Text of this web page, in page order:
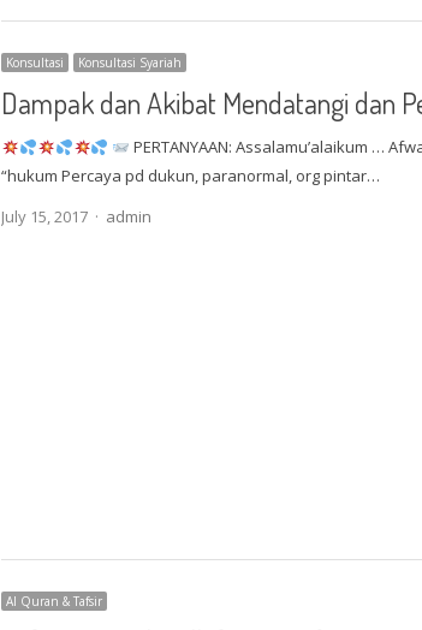
Konsultasi Konsultasi Syariah
Dampak dan Akibat Mendatangi dan
PERTANYAAN: Assalamu’alaikum …
“hukum Percaya pd dukun, paranormal, org pintar…
July 15, 2017
Author
admin
Al Quran & Tafsir